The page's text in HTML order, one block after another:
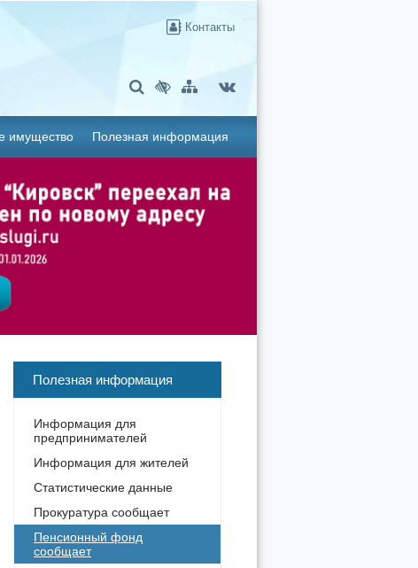
Контакты
имущество Полезная информация
Полезная информация
Информация для
предпринимателей
Информация для жителей
Статистические данные
Прокуратура сообщает
Пенсионный фонд
сообщает